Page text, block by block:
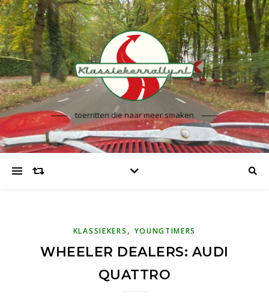
toerritten die naar meer smaken
KLASSIEKERS , YOUNGTIMERS
WHEELER DEALERS: AUDI
QUATTRO